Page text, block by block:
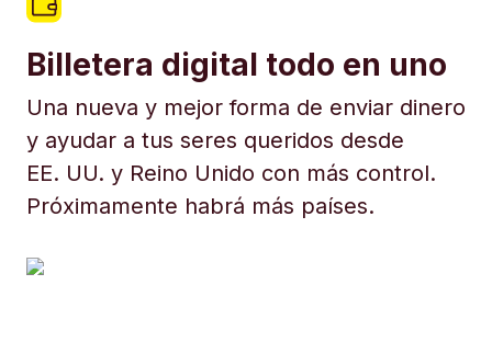
Billetera digital todo en uno
Una nueva y mejor forma de enviar dinero
y ayudar a tus seres queridos desde
EE. UU. y Reino Unido con más control.
Próximamente habrá más países.